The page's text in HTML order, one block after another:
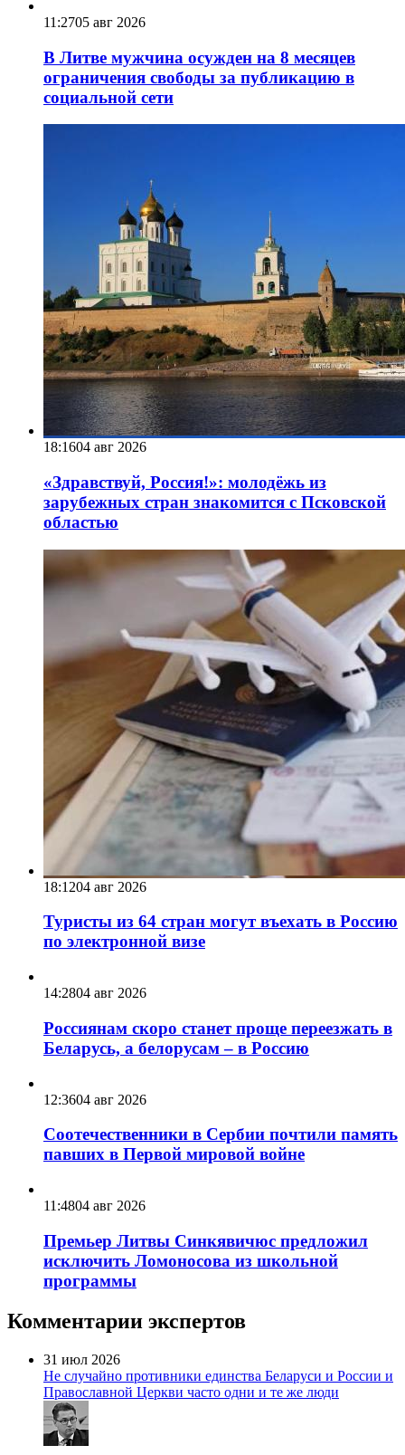
11:2705 авг 2026
В Литве мужчина осужден на 8 месяцев
ограничения свободы за публикацию в
социальной сети
18:1604 авг 2026
«Здравствуй, Россия!»: молодёжь из
зарубежных стран знакомится с Псковской
областью
18:1204 авг 2026
Туристы из 64 стран могут въехать в Россию
по электронной визе
14:2804 авг 2026
Россиянам скоро станет проще переезжать в
Беларусь, а белорусам – в Россию
12:3604 авг 2026
Соотечественники в Сербии почтили память
павших в Первой мировой войне
11:4804 авг 2026
Премьер Литвы Синкявичюс предложил
исключить Ломоносова из школьной
программы
Комментарии экспертов
31 июл 2026
Не случайно противники единства Беларуси и России и
Православной Церкви часто одни и те же люди